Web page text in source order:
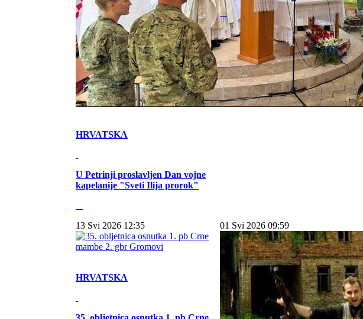
HRVATSKA
U Petrinji proslavljen Dan vojne
kapelanije "Sveti Ilija prorok"
13 Svi 2026 12:35
HRVATSKA
01 Svi 2026 09:59